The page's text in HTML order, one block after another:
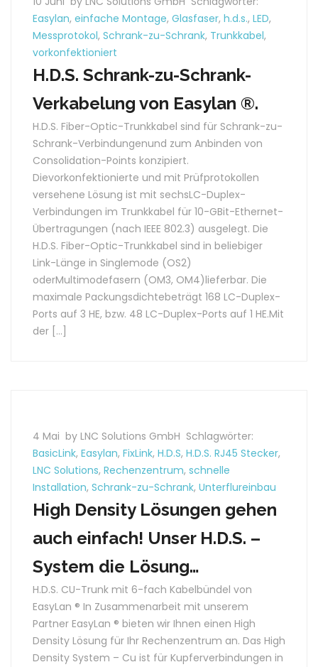
Easylan, einfache Montage, Glasfaser, h.d.s., LED,
Messprotokol, Schrank-zu-Schrank, Trunkkabel,
vorkonfektioniert
H.D.S. Schrank-zu-Schrank-
Verkabelung von Easylan ®.
H.D.S. Fiber-Optic-Trunkkabel sind für Schrank-zu-
Schrank-Verbindungenund zum Anbinden von
Consolidation-Points konzipiert.
Dievorkonfektionierte und mit Prüfprotokollen
versehene Lösung ist mit sechsLC-Duplex-
Verbindungen im Trunkkabel für 10-GBit-Ethernet-
Übertragungen (nach IEEE 802.3) ausgelegt. Die
H.D.S. Fiber-Optic-Trunkkabel sind in beliebiger
Link-Länge in Singlemode (OS2)
oderMultimodefasern (OM3, OM4)lieferbar. Die
maximale Packungsdichtebeträgt 168 LC-Duplex-
Ports auf 3 HE, bzw. 48 LC-Duplex-Ports auf 1 HE.Mit
der […]
4 Mai by LNC Solutions GmbH Schlagwörter:
BasicLink, Easylan, FixLink, H.D.S, H.D.S. RJ45 Stecker,
LNC Solutions, Rechenzentrum, schnelle
Installation, Schrank-zu-Schrank, Unterflureinbau
High Density Lösungen gehen
auch einfach! Unser H.D.S. –
System die Lösung…
H.D.S. CU-Trunk mit 6-fach Kabelbündel von
EasyLan ® In Zusammenarbeit mit unserem
Partner EasyLan ® bieten wir Ihnen einen High
Density Lösung für Ihr Rechenzentrum an. Das High
Density System – Cu ist für Kupferverbindungen in